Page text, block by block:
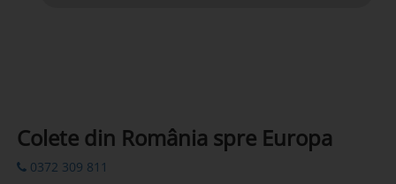
Colete din România spre Europa
0372 309 811